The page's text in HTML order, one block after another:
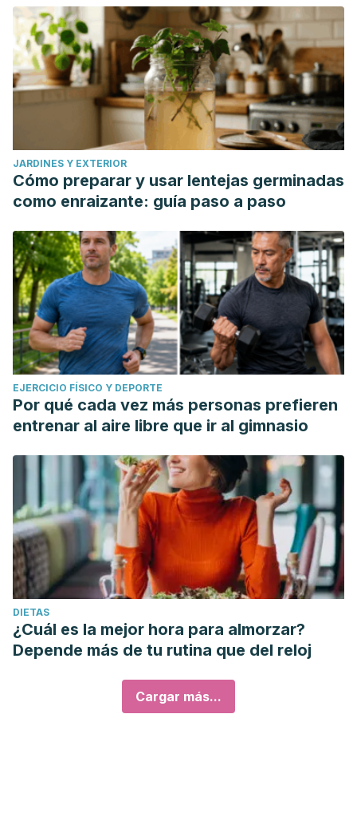
JARDINES Y EXTERIOR
Cómo preparar y usar lentejas germinadas
como enraizante: guía paso a paso
EJERCICIO FÍSICO Y DEPORTE
Por qué cada vez más personas prefieren
entrenar al aire libre que ir al gimnasio
DIETAS
¿Cuál es la mejor hora para almorzar?
Depende más de tu rutina que del reloj
Cargar más...